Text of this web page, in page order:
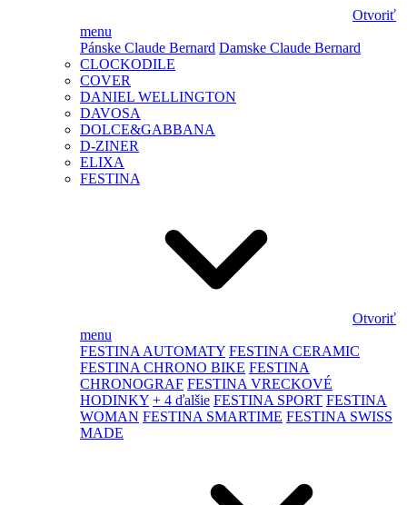
Otvoriť
menu
Pánske Claude Bernard Damske Claude Bernard
CLOCKODILE
COVER
DANIEL WELLINGTON
DAVOSA
DOLCE&GABBANA
D-ZINER
ELIXA
FESTINA
Otvoriť
menu
FESTINA AUTOMATY FESTINA CERAMIC
FESTINA CHRONO BIKE FESTINA
CHRONOGRAF FESTINA VRECKOVÉ
HODINKY + 4 ďalšie FESTINA SPORT FESTINA
WOMAN FESTINA SMARTIME FESTINA SWISS
MADE